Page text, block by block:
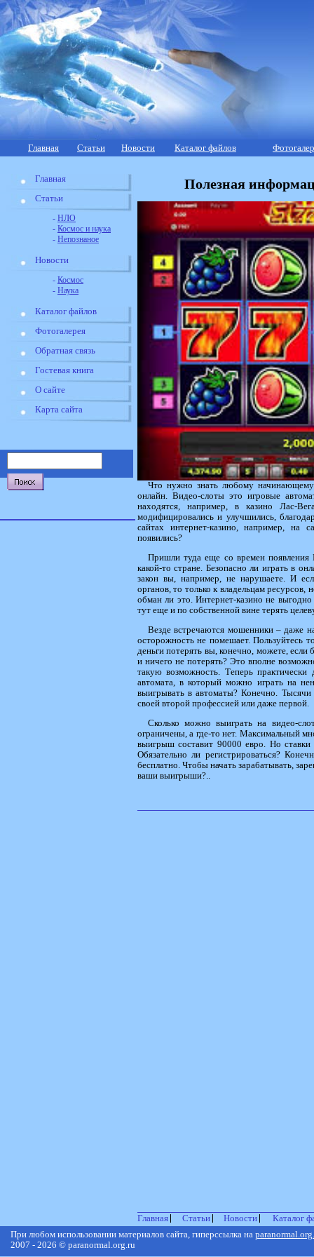
Главная Статьи Новости Каталог файлов
Главная
Статьи
- НЛО
- Космос и наука
- Непознаное
Новости
- Космос
- Наука
Каталог файлов
Фотогалерея
Обратная связь
Гостевая книга
О сайте
Карта сайта
Полезная
Что нужно знать любому начинающему
онлайн. Видео-слоты это игровые
находятся, например, в казино Лас-
модифицировались и улучшились,
сайтах интернет-казино, например, на
появились?
Пришли туда еще со времен появления
какой-то стране. Безопасно ли играть в
закон вы, например, не нарушаете. И
органов, то только к владельцам
обман ли это. Интернет-казино не
тут еще и по собственной вине терять
Везде встречаются мошенники – даже
осторожность не помешает. Пользуйтесь
деньги потерять вы, конечно, можете, если
и ничего не потерять? Это вполне
такую возможность. Теперь
автомата, в который можно играть на
выигрывать в автоматы? Конечно.
своей второй профессией или даже первой.
Сколько можно выиграть на видео-
ограничены, а где-то нет. Максимальный
выигрыш составит 90000 евро. Но
Обязательно ли регистрироваться?
бесплатно. Чтобы начать зарабатывать,
ваши выигрыши?..
Главная Статьи Новости
Каталог
При любом использовании материалов сайта, гиперссылка на
2007 - 2026 © paranormal.org.ru